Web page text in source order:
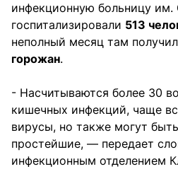
инфекционную больницу им.
госпитализировали 513
неполный месяц там
горожан.
- Насчитываются более 30
кишечных инфекций, чаще
вирусы, но также могут
простейшие, — передает
инфекционным отделением